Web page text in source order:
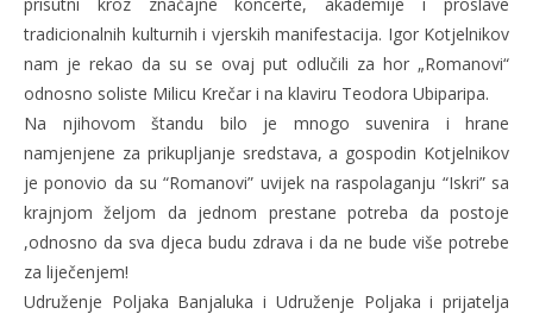
tradicionalnih kulturnih i vjerskih manifestacija. Igor Kotjelnikov
nam je rekao da su se ovaj put odlučili za hor „Romanovi“
odnosno soliste Milicu Krečar i na klaviru Teodora Ubiparipa.
Na njihovom štandu bilo je mnogo suvenira i hrane
namjenjene za prikupljanje sredstava, a gospodin Kotjelnikov
je ponovio da su “Romanovi” uvijek na raspolaganju “Iskri” sa
krajnjom željom da jednom prestane potreba da postoje
,odnosno da sva djeca budu zdrava i da ne bude više potrebe
za liječenjem!
Udruženje Poljaka Banjaluka i Udruženje Poljaka i prijatelja